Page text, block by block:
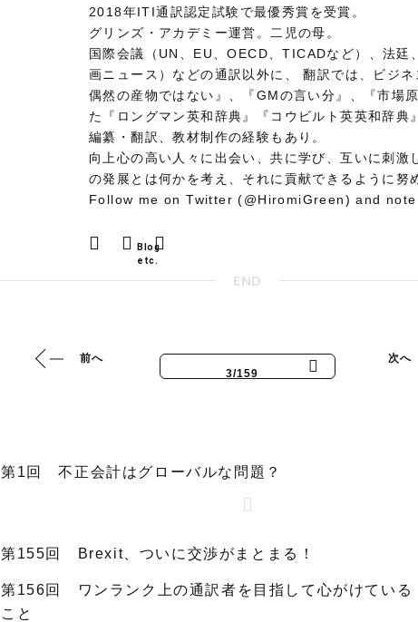
2018年ITI通訳認定試験で最優秀賞を受賞。
グリンズ・アカデミー運営。二児の母。
国際会議（UN、EU、OECD、TICADなど）、法
画ニュース）などの通訳以外に、 翻訳では、ビジ
偶然の産物ではない』、『GMの言い分』、『市場
た『ロングマン英和辞典』『コウビルト英英和辞
編纂・翻訳、教材制作の経験もあり。
向上心の高い人々に出会い、共に学び、互いに刺
の発展とは何かを考え、それに貢献できるように努
Follow me on Twitter (@HiromiGreen) and
END
3/159
前へ 次へ
第1回 不正会計はグローバルな問題？
第155回 Brexit、ついに交渉がまとまる！
第156回 ワンランク上の通訳者を目指して心がけている
こと